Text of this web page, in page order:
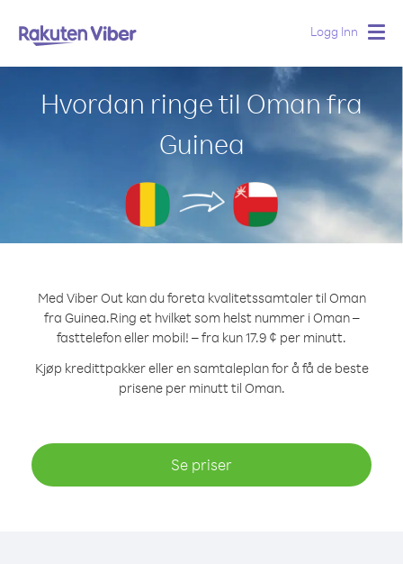
Logg Inn
Hvordan ringe til Oman fra
Guinea
Med Viber Out kan du foreta kvalitetssamtaler til Oman
fra Guinea.Ring et hvilket som helst nummer i Oman –
fasttelefon eller mobil! – fra kun 17.9 ¢ per minutt.
Kjøp kredittpakker eller en samtaleplan for å få de beste
prisene per minutt til Oman.
Se priser